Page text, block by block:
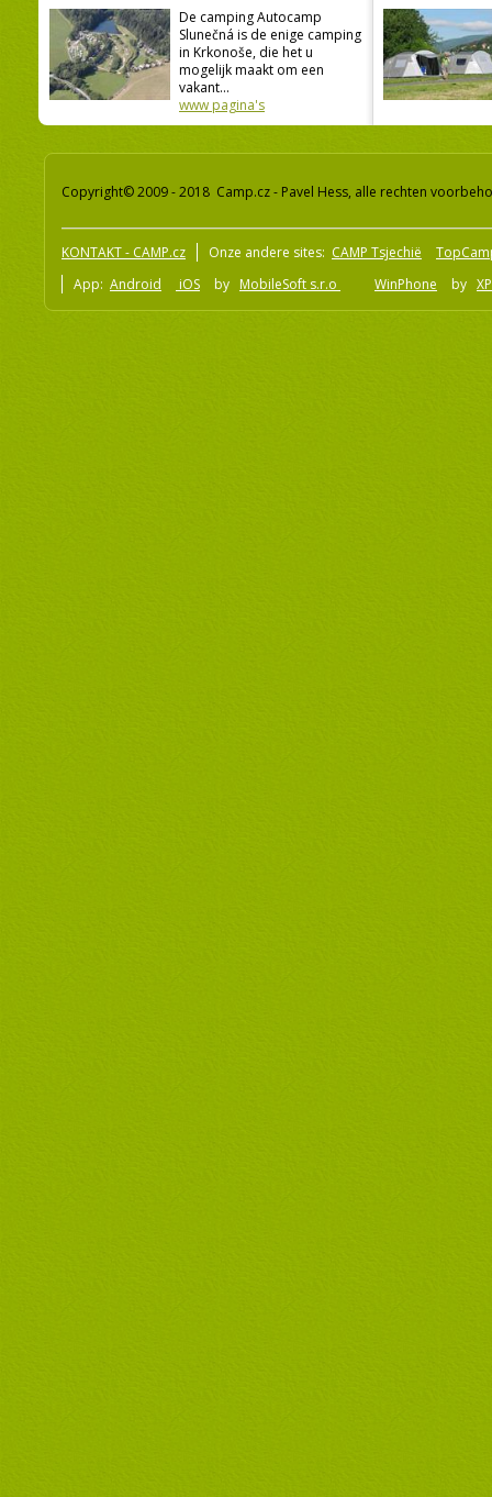
De camping Autocamp
Slunečná is de enige camping
in Krkonoše, die het u
mogelijk maakt om een
vakant...
www pagina's
Copyright© 2009 - 2018 Camp.cz - Pavel Hess, alle rechten
KONTAKT - CAMP.cz Onze andere sites: CAMP Tsjechië
App: Android iOS by MobileSoft s.r.o WinPhone by